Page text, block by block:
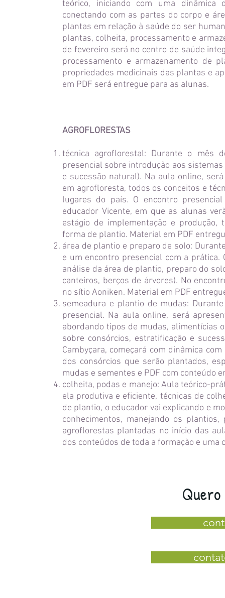
teórico, iniciando com uma dinâmica
conectando com as partes do corpo e
plantas em relação à saúde do ser
plantas, colheita, processamento e
de fevereiro será no centro de saúde
processamento e armazenamento de
propriedades medicinais das plantas e
em PDF será entregue para as alunas.
AGROFLORESTAS
técnica agroflorestal: Durante o mês
presencial sobre introdução aos
e sucessão natural). Na aula online,
em agrofloresta, todos os conceitos e
lugares do país. O encontro
educador Vicente, em que as alunas
estágio de implementação e
forma de plantio. Material em PDF
área de plantio e preparo de solo:
e um encontro presencial com a prática.
análise da área de plantio, preparo do
canteiros, berços de árvores). No
no sítio Aoniken. Material em PDF
semeadura e plantio de mudas:
presencial. Na aula online, será
abordando tipos de mudas, alimentícias
sobre consórcios, estratificação e
Cambyçara, começará com dinâmica
dos consórcios que serão plantados,
mudas e sementes e PDF com conteúdo
colheita, podas e manejo: Aula teórico-
ela produtiva e eficiente, técnicas de
de plantio, o educador vai explicando e
conhecimentos, manejando os
agroflorestas plantadas no início das
dos conteúdos de toda a formação e uma